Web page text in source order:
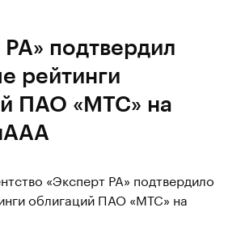
подтвердил
рейтинги
ПАО «МТС» на
«Эксперт РА» подтвердило
облигаций ПАО «МТС» на